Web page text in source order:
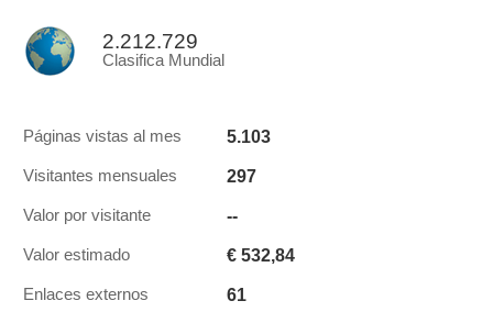
2.212.729
Clasifica Mundial
Páginas vistas al mes 5.103
Visitantes mensuales 297
Valor por visitante --
Valor estimado € 532,84
Enlaces externos 61